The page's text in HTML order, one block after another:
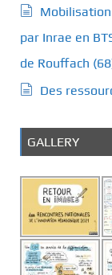
Mobilisation
par Inrae en
de Rouffach
Des
GALLERY